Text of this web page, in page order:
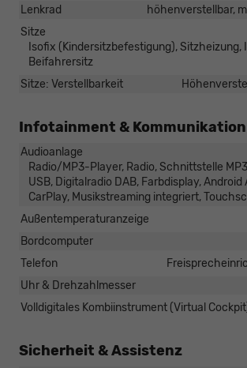
Lenkrad
höhenverstellbar,
Sitze
Isofix (Kindersitzbefestigung), Sitzheizung,
Beifahrersitz
Sitze: Verstellbarkeit
Infotainment & Kommunikation
Audioanlage
Radio/MP3-Player, Radio, Schnittstelle
USB, Digitalradio DAB, Farbdisplay, Android
CarPlay, Musikstreaming integriert,
Außentemperaturanzeige
Bordcomputer
Telefon
Uhr & Drehzahlmesser
Volldigitales Kombiinstrument (Virtual
Sicherheit & Assistenz